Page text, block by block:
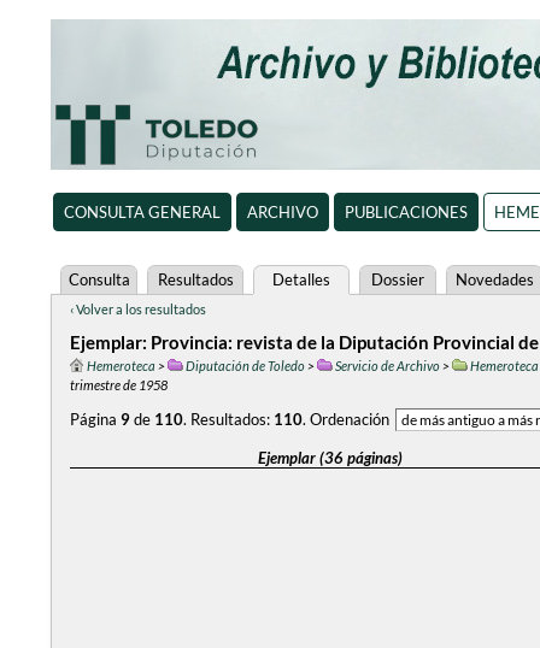
CONSULTA GENERAL ARCHIVO PUBLICACIONES
Consulta Resultados Detalles Dossier Novedades
‹ Volver a los resultados
Ejemplar: Provincia: revista de la Diputación Provincial
Hemeroteca > Diputación de Toledo> Servicio de Archivo> Hemeroteca
trimestre de 1958
Página 9de 110. Resultados: 110. Ordenación
Ejemplar (36 páginas)